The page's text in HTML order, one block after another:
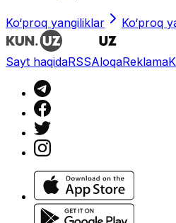
Ko‘proq yangiliklar Ko‘proq
Sayt haqidaRSSAloqaReklama